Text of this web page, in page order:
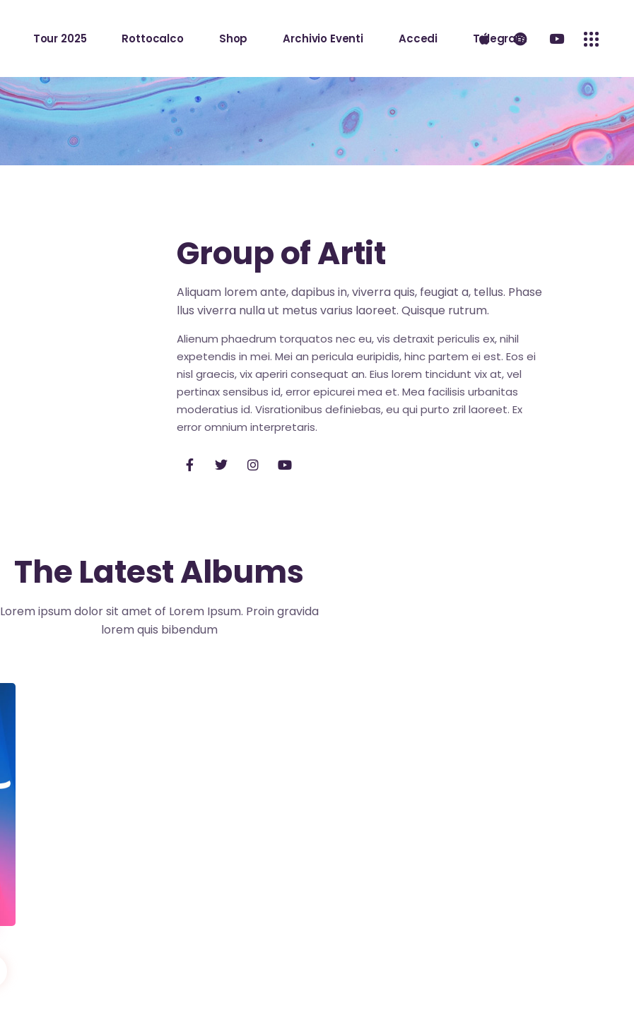
Tour 2025 Rottocalco Shop Archivio Eventi Accedi Telegram
Group of Artit
Aliquam lorem ante, dapibus in, viverra quis, feugiat a, tellus. Phase
llus viverra nulla ut metus varius laoreet. Quisque rutrum.
Alienum phaedrum torquatos nec eu, vis detraxit periculis ex, nihil
expetendis in mei. Mei an pericula euripidis, hinc partem ei est. Eos ei
nisl graecis, vix aperiri consequat an. Eius lorem tincidunt vix at, vel
pertinax sensibus id, error epicurei mea et. Mea facilisis urbanitas
moderatius id. Visrationibus definiebas, eu qui purto zril laoreet. Ex
error omnium interpretaris.
The Latest Albums
Lorem ipsum dolor sit amet of Lorem Ipsum. Proin gravida
lorem quis bibendum